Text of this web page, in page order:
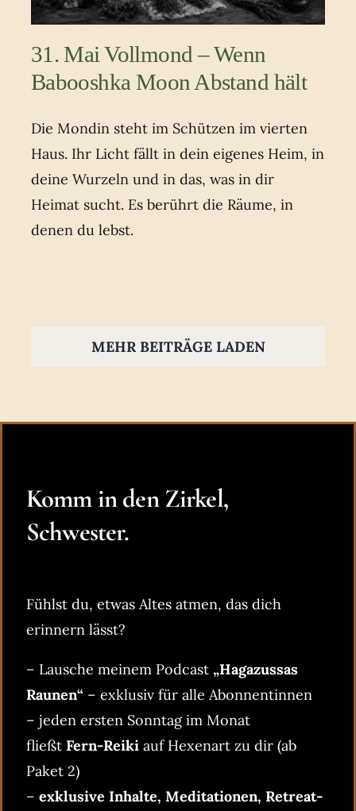
31. Mai Vollmond – Wenn
Babooshka Moon Abstand hält
Die Mondin steht im Schützen im vierten
Haus. Ihr Licht fällt in dein eigenes Heim, in
deine Wurzeln und in das, was in dir
Heimat sucht. Es berührt die Räume, in
denen du lebst.
MEHR BEITRÄGE LADEN
Komm in den Zirkel,
Schwester.
Fühlst du, etwas Altes atmen, das dich
erinnern lässt?
– Lausche meinem Podcast „Hagazussas
Raunen“ – exklusiv für alle Abonnentinnen
– jeden ersten Sonntag im Monat
fließt Fern-Reiki auf Hexenart zu dir (ab
Paket 2)
– exklusive Inhalte, Meditationen, Retreat-